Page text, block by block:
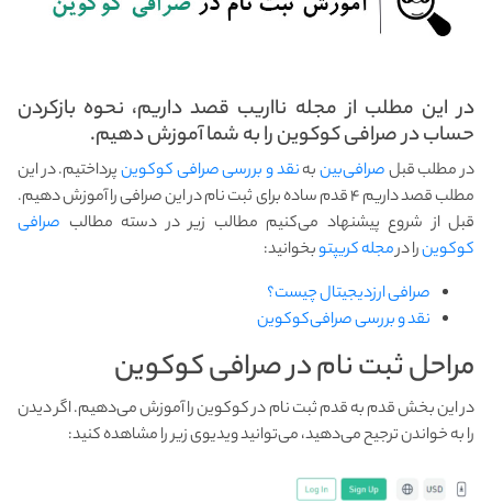
در این مطلب از مجله نااریب قصد داریم، نحوه بازکردن
حساب در صرافی کوکوین را به شما آموزش دهیم.
در مطلب قبلصرافی‌بینبهنقد و بررسی صرافی کوکوینپرداختیم. در این
مطلب قصد داریم ۴ قدم ساده برای ثبت نام در این صرافی را آموزش دهیم.
قبل از شروع پیشنهاد می‌کنیم مطالب زیر در دسته مطالب صرافی
کوکوینرا درمجله کریپتوبخوانید:
صرافی ارزدیجیتال چیست؟
نقد و بررسی صرافی‌کوکوین
مراحل ثبت نام در صرافی کوکوین
در این بخش قدم به قدم ثبت نام در کوکوین را آموزش می‌دهیم. اگر دیدن
را به خواندن ترجیح می‌دهید، می‌توانید ویدیوی زیر را مشاهده کنید: